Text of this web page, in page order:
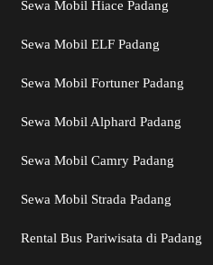
Sewa Mobil Hiace Padang
Sewa Mobil ELF Padang
Sewa Mobil Fortuner Padang
Sewa Mobil Alphard Padang
Sewa Mobil Camry Padang
Sewa Mobil Strada Padang
Rental Bus Pariwisata di Padang